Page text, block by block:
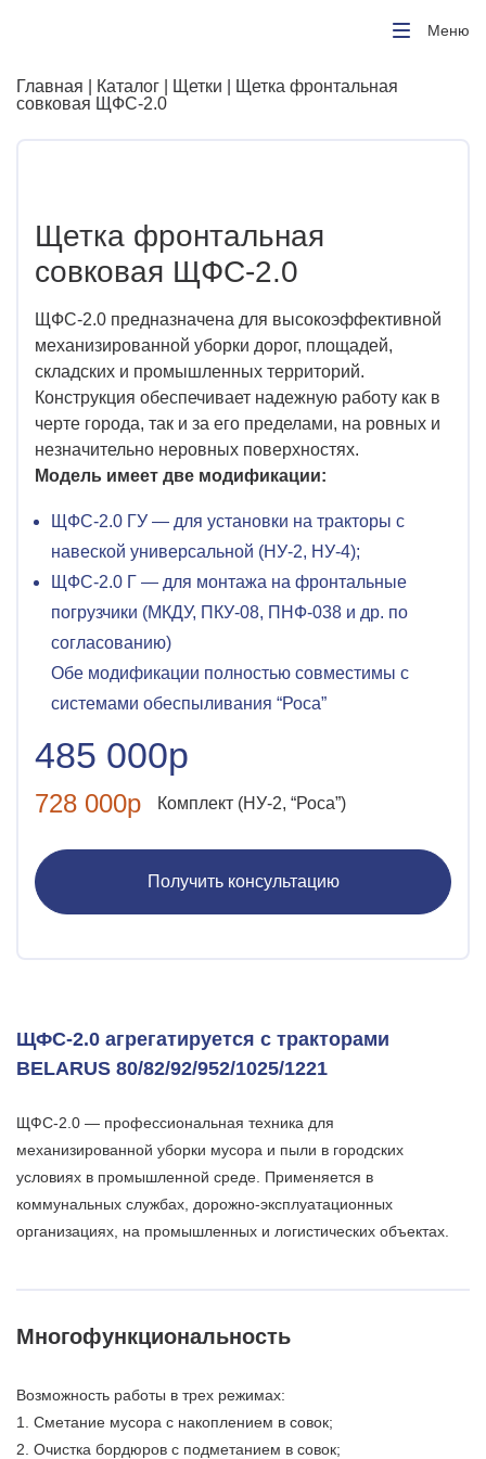
Меню
Главная Каталог Щетки | Щетка фронтальная
совковая ЩФС-2.0
Щетка фронтальная
совковая ЩФС-2.0
ЩФС-2.0 предназначена для высокоэффективной
механизированной уборки дорог, площадей,
складских и промышленных территорий.
Конструкция обеспечивает надежную работу как в
черте города, так и за его пределами, на ровных и
незначительно неровных поверхностях.
Модель имеет две модификации:
ЩФС-2.0 ГУ — для установки на тракторы с
навеской универсальной (НУ-2, НУ-4);
ЩФС-2.0 Г — для монтажа на фронтальные
погрузчики (МКДУ, ПКУ-08, ПНФ-038 и др. по
согласованию)
Обе модификации полностью совместимы с
системами обеспыливания “Роса”
485 000р
728 000р Комплект (НУ-2, “Роса”)
Получить консультацию
ЩФС-2.0 агрегатируется с тракторами
BELARUS 80/82/92/952/1025/1221
ЩФС-2.0 — профессиональная техника для
механизированной уборки мусора и пыли в городских
условиях в промышленной среде. Применяется в
коммунальных службах, дорожно-эксплуатационных
организациях, на промышленных и логистических объектах.
Многофункциональность
Возможность работы в трех режимах:
1. Сметание мусора с накоплением в совок;
2. Очистка бордюров с подметанием в совок;